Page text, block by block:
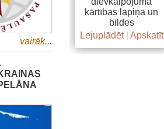
vairāk...
kārtības lapiņa un
bildes
Lejuplādēt| Apskatīt